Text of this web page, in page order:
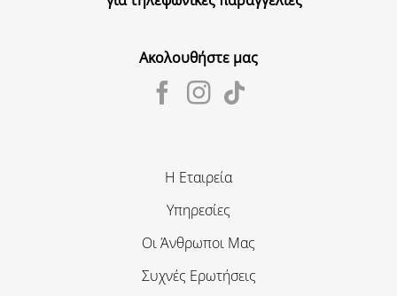
Ακολουθήστε μας
Η Εταιρεία
Υπηρεσίες
Οι Άνθρωποι Μας
Συχνές Ερωτήσεις